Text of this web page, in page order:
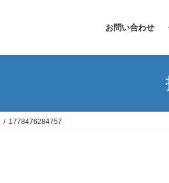
お問い合わせ
1778476284757